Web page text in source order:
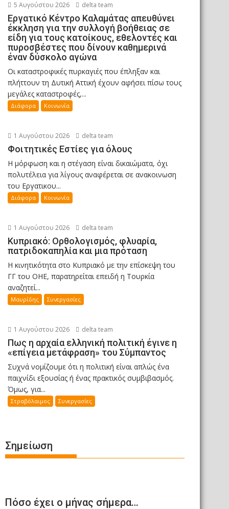
5 Αυγούστου 2026 delta team
Εργατικό Κέντρο Καλαμάτας απευθύνει
έκκληση για την συλλογή βοήθειας σε
είδη για τους κατοίκους, εθελοντές και
πυροσβέστες που δίνουν καθημερινά
έναν δύσκολο αγώνα
Οι καταστροφικές πυρκαγιές που έπληξαν και
πλήττουν τη Δυτική Αττική έχουν αφήσει πίσω τους
μεγάλες καταστροφές,...
Διάφορα Κοινωνία
1 Αυγούστου 2026 delta team
Φοιτητικές Εστίες για όλους
Η μόρφωση και η στέγαση είναι δικαιώματα, όχι
πολυτέλεια για λίγους αναφέρεται σε ανακοινωση
του Εργατικου...
Διάφορα Κοινωνία
1 Αυγούστου 2026 delta team
Κυπριακό: Ορθολογισμός, φλυαρία,
πατριδοκαπηλία και μια πρόταση
Η κινητικότητα στο Κυπριακό με την επίσκεψη του
ΓΓ του ΟΗΕ, παρατηρείται επειδή η Τουρκία
αναζητεί...
Μαυρίδης Συνεργασίες
1 Αυγούστου 2026 delta team
Πως η αρχαία ελληνική πολιτική έγινε η
«επίγεια μετάφραση» του Σύμπαντος
Συχνά νομίζουμε ότι η πολιτική είναι απλώς ένα
παιχνίδι εξουσίας ή ένας πρακτικός συμβιβασμός.
Όμως, για...
Στραβόλαιμος Συνεργασίες
Σημείωση
Πόσο έχει ο μήνας σήμερα…